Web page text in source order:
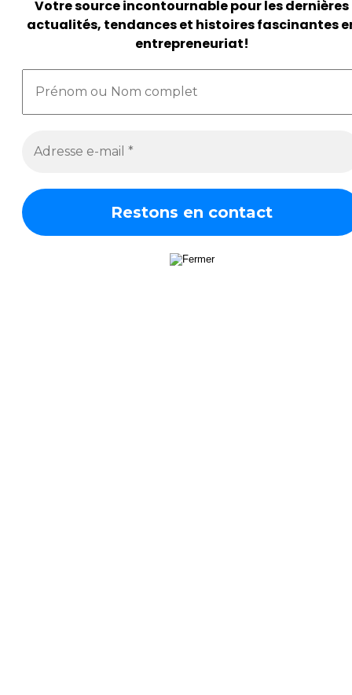
Votre source incontournable pour les dernières
actualités, tendances et histoires fascinantes
entrepreneuriat!